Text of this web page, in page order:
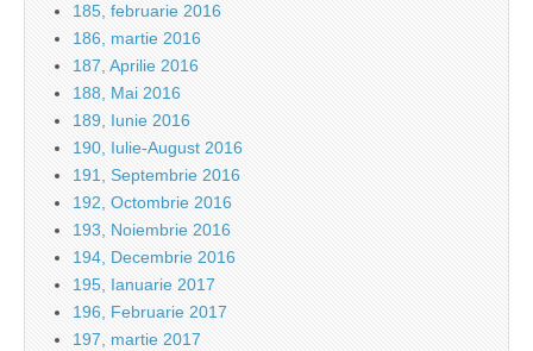
185, februarie 2016
186, martie 2016
187, Aprilie 2016
188, Mai 2016
189, Iunie 2016
190, Iulie-August 2016
191, Septembrie 2016
192, Octombrie 2016
193, Noiembrie 2016
194, Decembrie 2016
195, Ianuarie 2017
196, Februarie 2017
197, martie 2017